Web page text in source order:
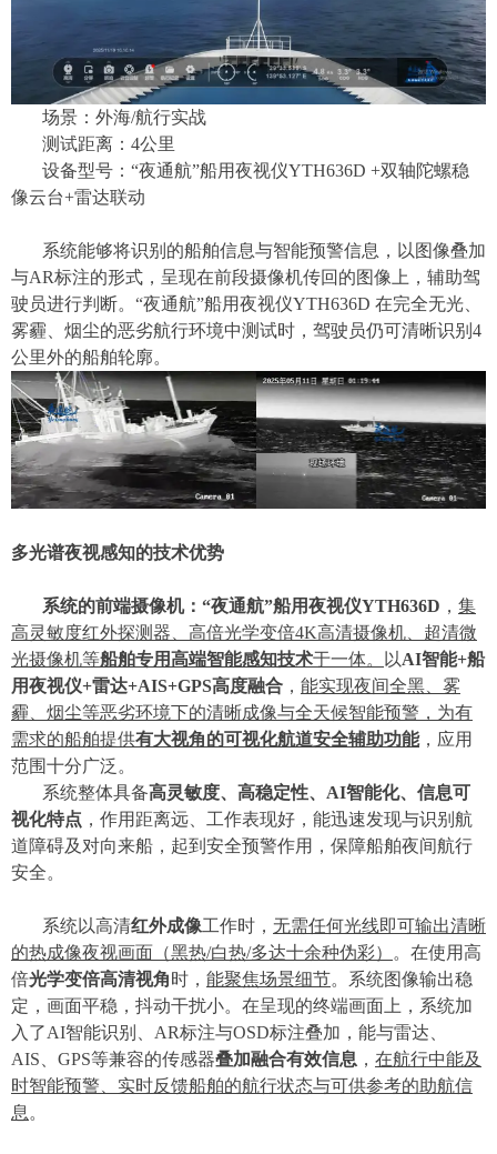
场景： 外海/航行实战
测试距离： 4公里
设备型号： “夜通航”船用夜视仪YTH636D +双轴陀螺稳
像云台+雷达联动
系统能够将识别的船舶信息与智能预警信息，以图像叠加
与AR标注的形式 ， 呈现在前段摄像机传回的图像上，辅助驾
驶员进行判断。 “夜通航”船用夜视仪YTH636D 在完全无光、
雾霾、烟尘的恶劣航行环境中测试时，驾驶员仍可清晰识别 4
公里外的船舶轮廓。
多光谱夜视感知的技术优势
系统的前端摄像机： “夜通航”船用夜视仪YTH636D ， 集
高灵敏度红外探测器、 高倍光学变倍4K高清摄像机 超清微
光摄像机等船舶专用高端智能感知技术于一体。 以AI智能+船
用夜视仪+雷达+AIS+GPS高度融合 ， 能实现夜间全黑、雾
霾、 烟尘等恶劣环境下的清晰成像与全天候智能预警， 为有
需求的船舶提供有大视角的可视化航道安全辅助功能， 应用
范围十分广泛。
系统整体具备高灵敏度、高稳定性、 AI智能化、 信息可
视化特点 ，作用距离远、 工作表现好 ，能迅速发现与识别 航
道障碍及 对向来船 ，起到安全预警作用，保障船舶夜间航行
安全。
系统以高清红外成像工作时 ， 无需任何光线即可输出清晰
的热成像夜视画面（黑热/白热/多达十余种伪彩） 。 在使用高
倍光学变倍高清视角时 ， 能聚焦场景细节。系统图像输出稳
定，画面平稳， 抖动干扰小。 在呈现的终端画面上， 系统加
入了AI智能识别 AR标注与OSD标注叠加， 能与雷达、
AIS、GPS等兼容的传感器叠加融合有效信息 ， 在航行中能及
时智能预警
实时反馈船舶的航行状态与可供参考的助航信
息 。